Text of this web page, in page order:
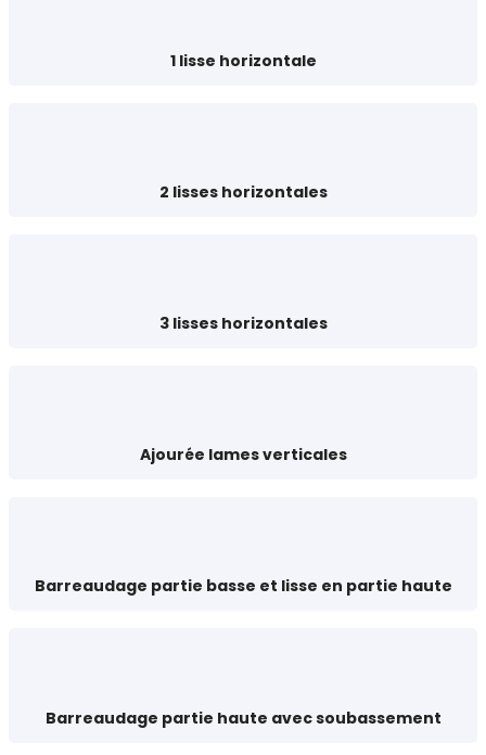
1 lisse horizontale
2 lisses horizontales
3 lisses horizontales
Ajourée lames verticales
Barreaudage partie basse et lisse en partie haute
Barreaudage partie haute avec soubassement